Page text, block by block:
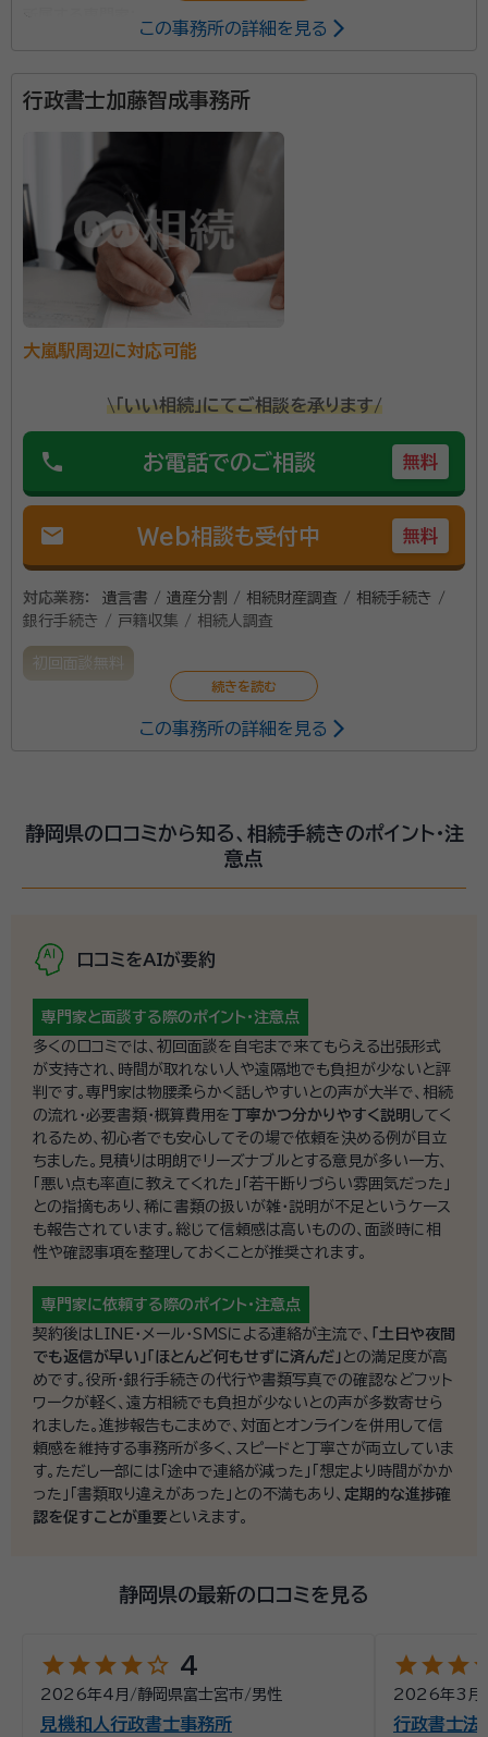
資格等：行政書士
静岡県行政書士会
この事務所の詳細を見る
行政書士加藤智成事務所
大嵐駅周辺に対応可能
\「いい相続」にてご相談を承ります/
phone お電話でのご相談 無料
mail Web相談も受付中 無料
対応業務：
遺言書 / 遺産分割 / 相続財産調査 / 相続手続き /
銀行手続き / 戸籍収集 / 相続人調査
初回面談無料
この事務所の詳細を見る
静岡県の口コミから知る、相続手続きのポイント・注
意点
口コミをAIが要約
専門家と面談する際のポイント・注意点
多くの口コミでは、初回面談を自宅まで来てもらえる出張形式
が支持され、時間が取れない人や遠隔地でも負担が少ないと評
判です。専門家は物腰柔らかく話しやすいとの声が大半で、相続
の流れ・必要書類・概算費用を 丁寧かつ分かりやすく説明 してく
れるため、初心者でも安心してその場で依頼を決める例が目立
ちました。見積りは明朗でリーズナブルとする意見が多い一方、
「悪い点も率直に教えてくれた」「若干断りづらい雰囲気だった」
との指摘もあり、稀に書類の扱いが雑・説明が不足というケース
も報告されています。総じて信頼感は高いものの、面談時に相
性や確認事項を整理しておくことが推奨されます。
専門家に依頼する際のポイント・注意点
契約後はLINE・メール・SMSによる連絡が主流で、 「土日や夜間
でも返信が早い」「ほとんど何もせずに済んだ」 との満足度が高
めです。役所・銀行手続きの代行や書類写真での確認などフット
ワークが軽く、遠方相続でも負担が少ないとの声が多数寄せら
れました。進捗報告もこまめで、対面とオンラインを併用して信
頼感を維持する事務所が多く、スピードと丁寧さが両立していま
す。ただし一部には「途中で連絡が減った」「想定より時間がかか
った」「書類取り違えがあった」との不満もあり、 定期的な進捗確
認を促すことが重要といえます。
静岡県の最新の口コミを見る
starstarstarstarstar_outline 4
2026年4月 /静岡県富士宮市/男性
見機和人行政書士事務所
starstarstar
2026年3月
行政書士法